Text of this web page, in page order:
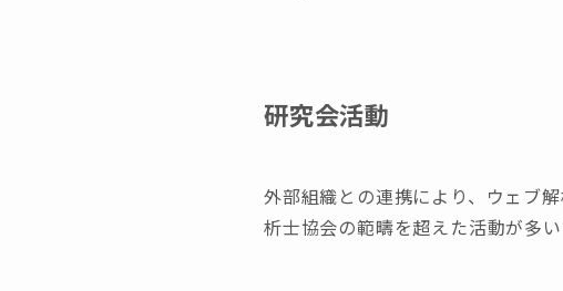
研究会活動
外部組織との連携により、ウェブ
析士協会の範疇を超えた活動が多い